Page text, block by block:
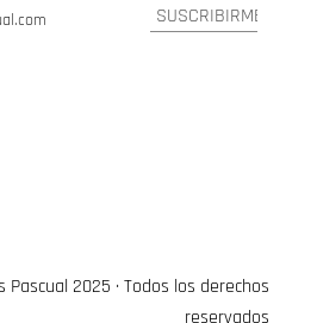
Pascual 2025 · Todos los derechos
reservados